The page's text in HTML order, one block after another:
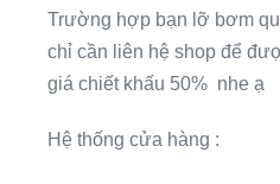
Trường hợp bạn lỡ bơm
chỉ cần liên hệ shop để
giá chiết khấu 50% nhe ạ
Hệ thống cửa hàng :